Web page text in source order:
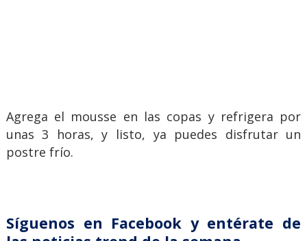
Agrega el mousse en las copas y refrigera por
unas 3 horas, y listo, ya puedes disfrutar un
postre frío.
Síguenos en Facebook y entérate de